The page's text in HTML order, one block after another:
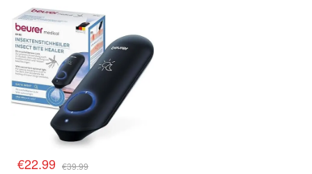
€22.99 €39.99